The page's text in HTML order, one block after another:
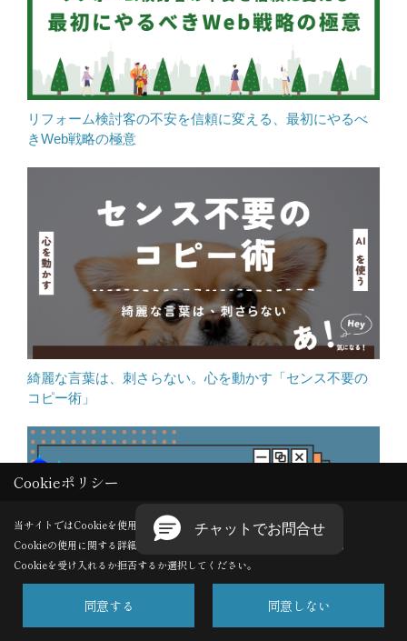
リフォーム検討客の不安を信頼に変える、最初にやるべ
きWeb戦略の極意
綺麗な言葉は、刺さらない。心を動かす「センス不要の
コピー術」
Cookieポリシー
当サイトではCookieを使用します。
Cookieの使用に関する詳細は 「プライバシーポリシー
」をご覧ください。
Cookieを受け入れるか拒否するか選択してください。
同意する 同意しない